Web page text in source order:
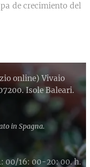
de crecimiento del
online) Vivaio
Isole Baleari.
in Spagna.
00/16: 00-20: 00. h.